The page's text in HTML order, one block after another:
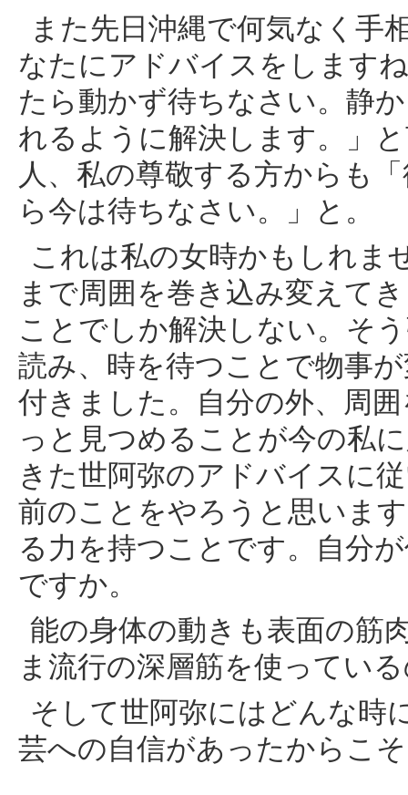
また先日沖縄で何気なく手
なたにアドバイスをします
たら動かず待ちなさい。静
れるように解決します。」
人、私の尊敬する方からも
ら今は待ちなさい。」と。
これは私の女時かもしれま
まで周囲を巻き込み変えて
ことでしか解決しない。そ
読み、時を待つことで物事
付きました。自分の外、周
っと見つめることが今
きた世阿弥のアドバイスに
前のことをやろうと思いま
る力を持つことです。自分
ですか。
能の身体の動きも表面の筋
ま流行の深層筋を使ってい
そして世阿弥にはどんな時
芸への自信があったからこ